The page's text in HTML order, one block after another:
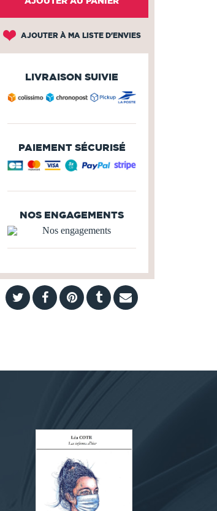
AJOUTER À MA LISTE D'ENVIES
LIVRAISON SUIVIE
PAIEMENT SÉCURISÉ
NOS ENGAGEMENTS